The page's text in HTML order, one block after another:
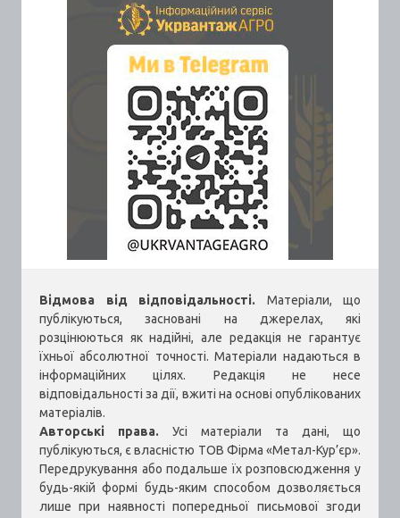
Відмова від відповідальності. Матеріали, що
публікуються, засновані на джерелах, які
розцінюються як надійні, але редакція не гарантує
їхньої абсолютної точності. Матеріали надаються в
інформаційних цілях. Редакція не несе
відповідальності за дії, вжиті на основі опублікованих
матеріалів.
Авторські права. Усі матеріали та дані, що
публікуються, є власністю ТОВ Фірма «Метал-Кур’єр».
Передрукування або подальше їх розповсюдження у
будь-якій формі будь-яким способом дозволяється
лише при наявності попередньої письмової згоди